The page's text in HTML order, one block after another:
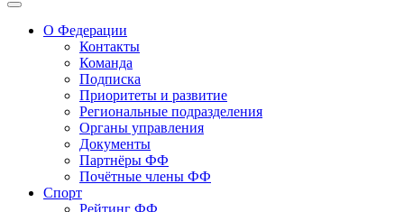
О Федерации
Контакты
Команда
Подписка
Приоритеты и развитие
Региональные подразделения
Органы управления
Документы
Партнёры ФФ
Почётные члены ФФ
Спорт
Рейтинг ФФ